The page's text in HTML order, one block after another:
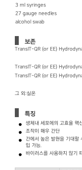
3 ml syringes
27 gauge needles
alcohol swab
보존
TransIT-QR (or EE)
TransIT-QR (or EE)
TransIT-QR (or EE)
그 외：실온
특징
생체내 세포에의 고효율 핵
조작이 매우 간단
간에서 높은 발현을 기대할
입 가능.
바이러스를 사용하지 않기